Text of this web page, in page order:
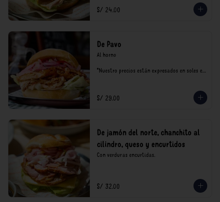
S/ 24.00
De Pavo
Al horno
*Nuestro precios están expresados en soles e
S/ 29.00
De jamón del norte, chanchito al
cilindro, queso y encurtidos
Con verduras encurtidas.
S/ 32.00